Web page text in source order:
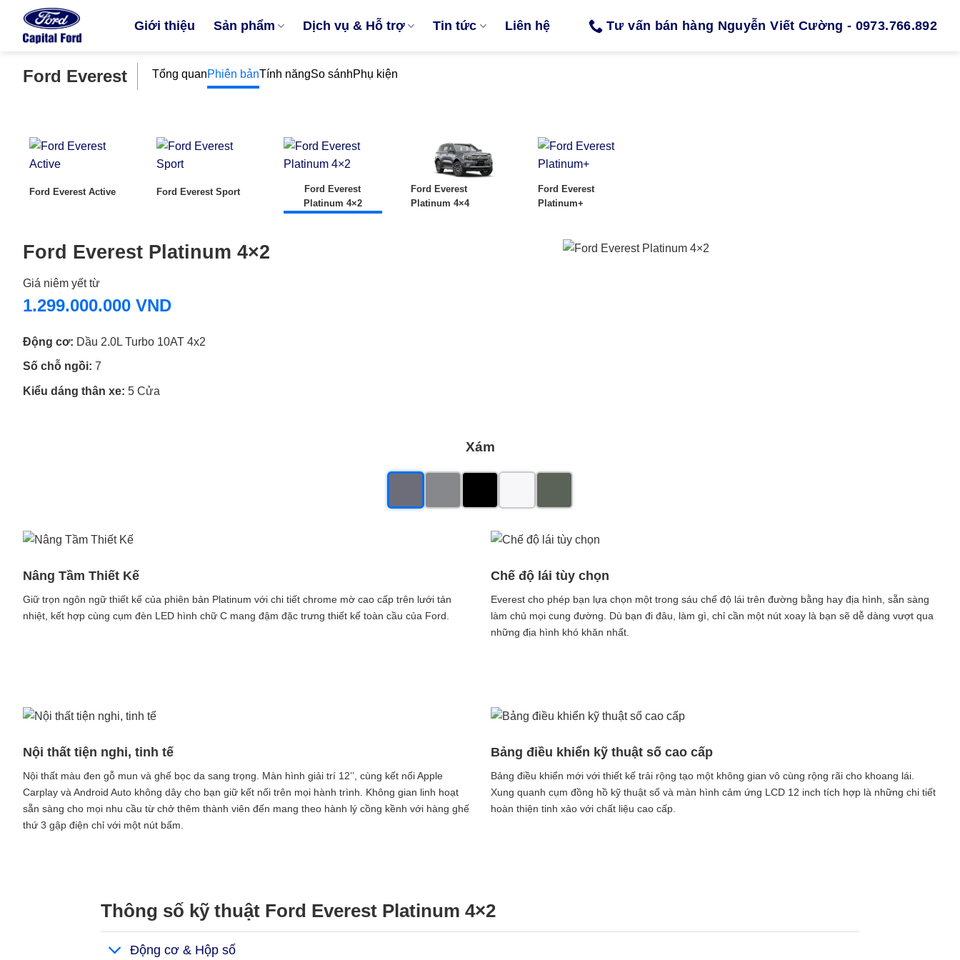
Giới thiệu Sản phẩm Dịch vụ & Hỗ trợ Tin tức Liên hệ Tư vấn bán hàng Nguyễn Viết Cường - 0973.766.892
Ford Everest Tổng quanPhiên bảnTính năngSo sánhPhụ kiện
Ford Everest Active Ford Everest Sport
Ford Everest
Platinum 4×2
Ford Everest
Platinum 4×4
Ford Everest
Platinum+
Ford Everest Platinum 4×2
Giá niêm yết từ
1.299.000.000 VND
Động cơ: Dầu 2.0L Turbo 10AT 4x2
Số chỗ ngồi: 7
Kiểu dáng thân xe: 5 Cửa
Xám
Nâng Tầm Thiết Kế
Giữ trọn ngôn ngữ thiết kế của phiên bản Platinum với chi tiết chrome mờ cao cấp trên lưới tản
nhiệt, kết hợp cùng cụm đèn LED hình chữ C mang đậm đặc trưng thiết kế toàn cầu của Ford.​
Chế độ lái tùy chọn
Everest cho phép bạn lựa chọn một trong sáu chế độ lái trên đường bằng hay địa hình, sẵn sàng
làm chủ mọi cung đường. Dù bạn đi đâu, làm gì, chỉ cần một nút xoay là bạn sẽ dễ dàng vượt qua
những địa hình khó khăn nhất.
Nội thất tiện nghi, tinh tế
Nội thất màu đen gỗ mun và ghế bọc da sang trọng. Màn hình giải trí 12’’, cùng kết nối Apple
Carplay và Android Auto không dây cho bạn giữ kết nối trên mọi hành trình. Không gian linh hoạt
sẵn sàng cho mọi nhu cầu từ chở thêm thành viên đến mang theo hành lý cồng kềnh với hàng ghế
thứ 3 gập điện chỉ với một nút bấm.​
Bảng điều khiển kỹ thuật số cao cấp
Bảng điều khiển mới với thiết kế trải rộng tạo một không gian vô cùng rộng rãi cho khoang lái.
Xung quanh cụm đồng hồ kỹ thuật số và màn hình cảm ứng LCD 12 inch tích hợp là những chi tiết
hoàn thiện tinh xảo với chất liệu cao cấp.
Thông số kỹ thuật Ford Everest Platinum 4×2
Động cơ & Hộp số